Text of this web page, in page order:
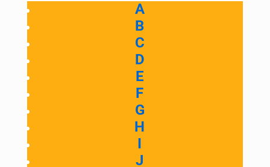
A
B
C
D
E
F
G
H
I
J